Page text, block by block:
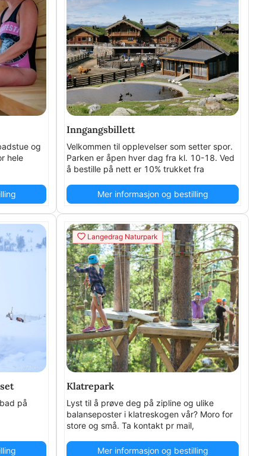
og
hele
Inngangsbillett
Velkommen til opplevelser som setter spor.
Parken er åpen hver dag fra kl. 10-18. Ved
å bestille på nett er 10% trukket fra
Mer informasjon og bestilling
på
Langedrag Naturpark
Klatrepark
Lyst til å prøve deg på zipline og ulike
balanseposter i klatreskogen vår? Moro for
store og små. Ta kontakt pr mail,
helger og ferier.Mer informasjon og bestilling